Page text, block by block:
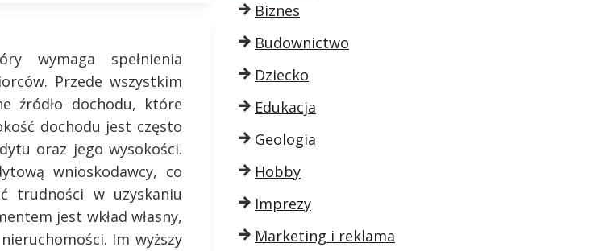
wymaga spełnienia
Przede wszystkim
źródło dochodu, które
dochodu jest często
oraz jego wysokości.
wnioskodawcy, co
trudności w uzyskaniu
jest wkład własny,
Im wyższy
Biznes
Budownictwo
Dziecko
Edukacja
Geologia
Hobby
Imprezy
Marketing i reklama